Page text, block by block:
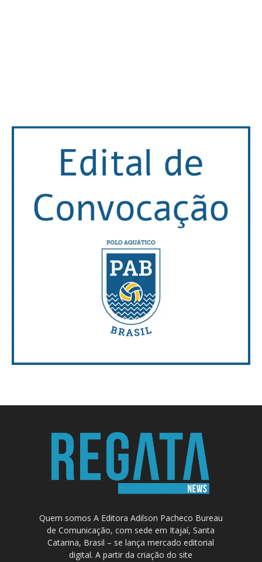
Quem somos A Editora Adilson Pacheco Bureau
de Comunicação, com sede em Itajaí, Santa
Catarina, Brasil – se lança mercado editorial
digital. A partir da criação do site